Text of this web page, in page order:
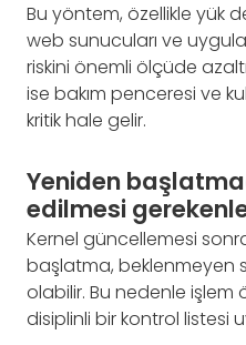
Bu yöntem, özellikle yük
web sunucuları ve
riskini önemli ölçüde
ise bakım penceresi ve
kritik hale gelir.
Yeniden
edilmesi
Kernel güncellemesi
başlatma, beklenmeyen
olabilir. Bu nedenle işlem
disiplinli bir kontrol listesi